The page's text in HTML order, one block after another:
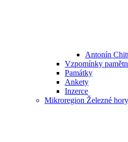
Antonín
Vzpomínky
Památky
Ankety
Inzerce
Mikroregion Železné hory